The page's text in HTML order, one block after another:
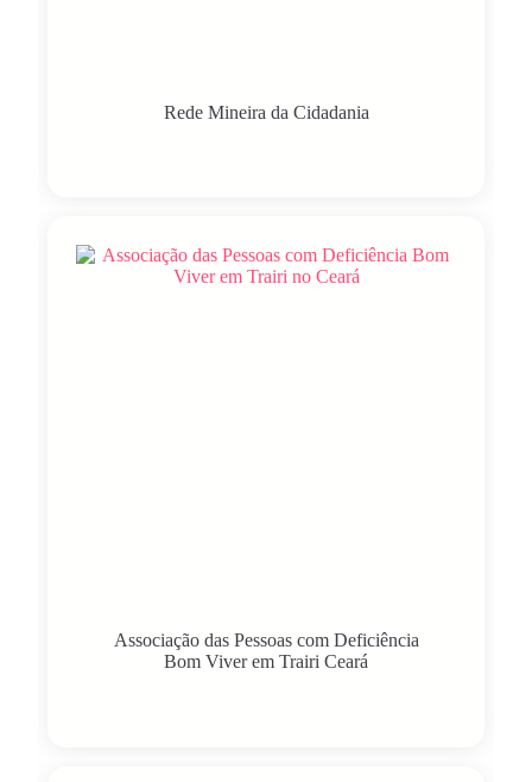
Rede Mineira da Cidadania
Associação das Pessoas com Deficiência
Bom Viver em Trairi Ceará